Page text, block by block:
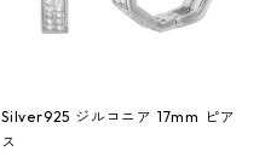
Silver925 ジルコニア 17mm ピア
ス